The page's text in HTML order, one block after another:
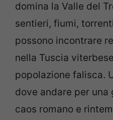
domina la Valle del
sentieri, fiumi,
possono incontrare
nella Tuscia
popolazione falisca.
dove andare per
caos romano e